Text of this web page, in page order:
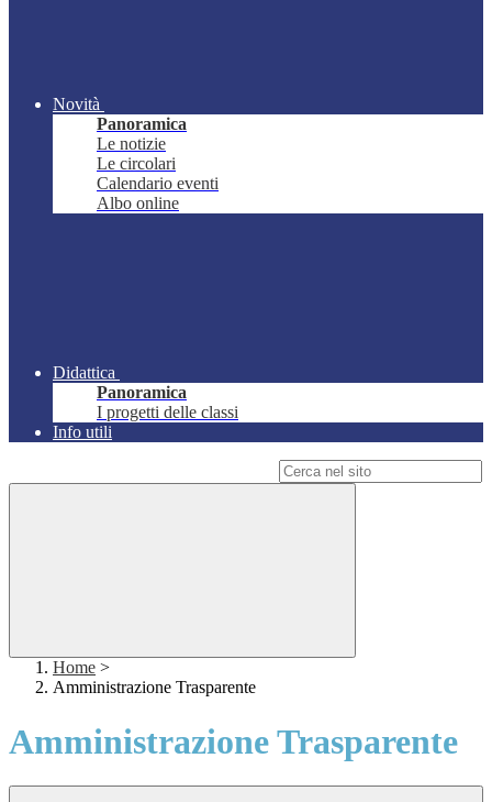
Novità
Panoramica
Le notizie
Le circolari
Calendario eventi
Albo online
Didattica
Panoramica
I progetti delle classi
Info utili
Home >
Amministrazione Trasparente
Amministrazione Trasparente